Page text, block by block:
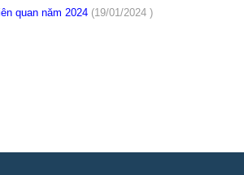
quan năm 2024 (19/01/2024 )